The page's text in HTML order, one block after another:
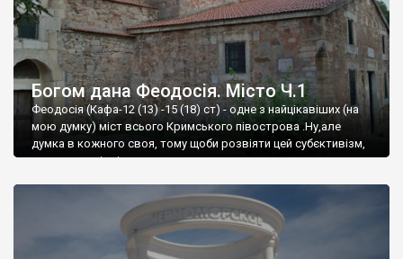
Богом дана Феодосія. Місто Ч.1
Феодосія (Кафа-12 (13) -15 (18) ст) - одне з найцікавіших (на
мою думку) міст всього Кримського півострова .Ну,але
думка в кожного своя, тому щоби розвіяти цей субєктивізм,
запрошую відвідати це